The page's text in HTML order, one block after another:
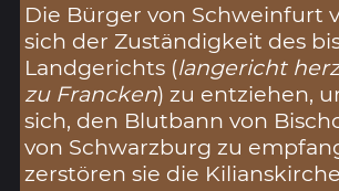
Die Bürger von Schweinfurt
sich der Zuständigkeit des
Landgerichts (langericht
zu Francken) zu entziehen,
sich, den Blutbann von
von Schwarzburg zu
zerstören sie die